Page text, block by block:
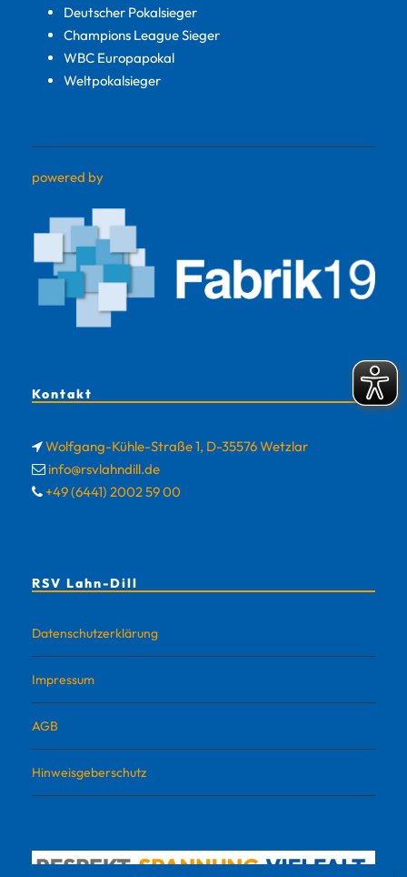
Deutscher Pokalsieger
Champions League Sieger
WBC Europapokal
Weltpokalsieger
powered by
Kontakt
Wolfgang-Kühle-Straße 1, D-35576 Wetzlar
info@rsvlahndill.de
+49 (6441) 2002 59 00
RSV Lahn-Dill
Datenschutzerklärung
Impressum
AGB
Hinweisgeberschutz